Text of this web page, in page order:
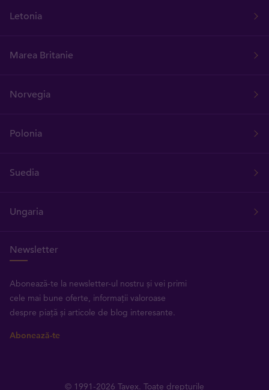
Letonia
Marea Britanie
Norvegia
Polonia
Suedia
Ungaria
Newsletter
Abonează-te la newsletter-ul nostru și vei primi
cele mai bune oferte, informații valoroase
despre piață și articole de blog interesante.
Abonează-te
© 1991-2026 Tavex. Toate drepturile